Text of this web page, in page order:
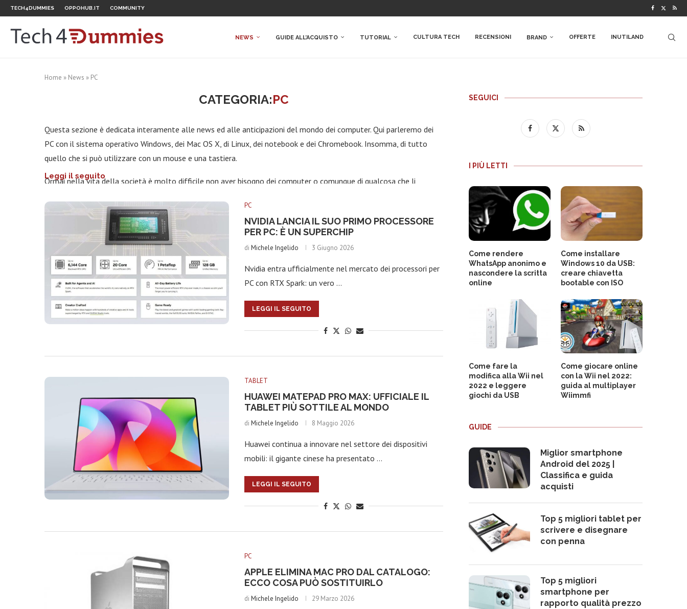
TECH4DUMMIES OPPOHUB.IT COMMUNITY
NEWS GUIDE ALL’ACQUISTO TUTORIAL CULTURA TECH RECENSIONI BRAND OFFERTE INUTILAND
Home » News » PC
CATEGORIA:PC
Questa sezione è dedicata interamente alle news ed alle anticipazioni del mondo dei computer. Qui parleremo dei
PC con il sistema operativo Windows, dei Mac OS X, di Linux, dei notebook e dei Chromebook. Insomma, di tutto
quello che si può utilizzare con un mouse e una tastiera.
Ormai nella vita della società è molto difficile non aver bisogno dei computer o comunque di qualcosa che li
bisogni e per l’intrattenimento grazie ad esempio ai videogiochi.
Tramite internet possiamo incrementare tantissimo la nostra cultura ed effettuare operazioni nella nostra vita che
impiegheremmo molto più tempo a fare senza. Come il resto della tecnologia anche i Personal Computer si
evolvono, e negli ultimi tempi sempre a vista d’occhio. Da ciò deriva quindi che restare aggiornati in quest’ambito è
necessario quasi quotidianamente per conoscere tutte le novità. Per visualizzare solo le news sui tablet PC vi
rimandiamo alla sezioneTablet .
Leggi il seguito
PC
NVIDIA LANCIA IL SUO PRIMO PROCESSORE
PER PC: È UN SUPERCHIP
di Michele Ingelido 3 Giugno 2026
Nvidia entra ufficialmente nel mercato dei processori per
PC con RTX Spark: un vero …
LEGGI IL SEGUITO
TABLET
HUAWEI MATEPAD PRO MAX: UFFICIALE IL
TABLET PIÙ SOTTILE AL MONDO
di Michele Ingelido 8 Maggio 2026
Huawei continua a innovare nel settore dei dispositivi
mobili: il gigante cinese ha presentato …
LEGGI IL SEGUITO
PC
APPLE ELIMINA MAC PRO DAL CATALOGO:
ECCO COSA PUÒ SOSTITUIRLO
di Michele Ingelido 29 Marzo 2026
SEGUICI
I PIÙ LETTI
Come rendere
WhatsApp anonimo e
nascondere la scritta
online
Come installare
Windows 10 da USB:
creare chiavetta
bootable con ISO
Come fare la
modifica alla Wii nel
2022 e leggere
giochi da USB
Come giocare online
con la Wii nel 2022:
guida al multiplayer
Wiimmfi
GUIDE
Miglior smartphone
Android del 2025 |
Classifica e guida
acquisti
Top 5 migliori tablet per
scrivere e disegnare
con penna
Top 5 migliori
smartphone per
rapporto qualità prezzo